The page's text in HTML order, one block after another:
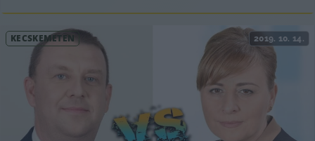
KECSKEMÉTEN 2019. 10. 14.